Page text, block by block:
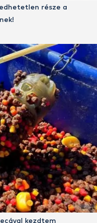
része a
kezdtem